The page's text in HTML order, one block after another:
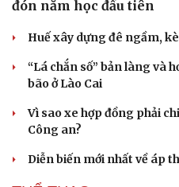
đón năm học đầu tiên
Huế xây dựng đê ngầm,
“Lá chắn số” bản làng và
bão ở Lào Cai
Vì sao xe hợp đồng phải
Công an?
Diễn biến mới nhất về áp